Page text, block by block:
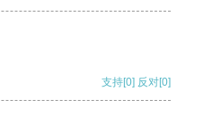
支持[0] 反对[0]